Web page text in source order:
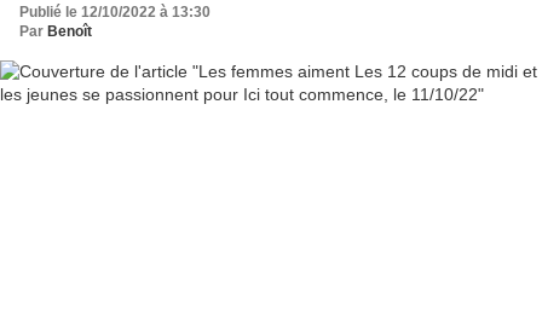
Publié le 12/10/2022 à 13:30
Par Benoît